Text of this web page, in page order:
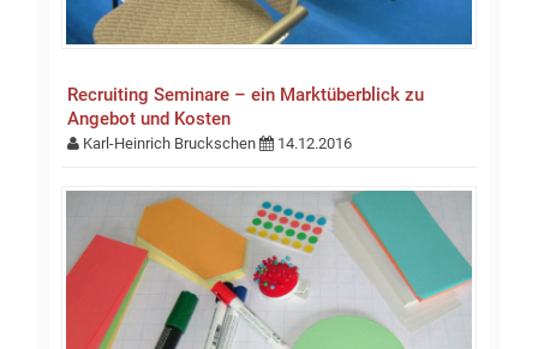
Recruiting Seminare – ein Marktüberblick zu
Angebot und Kosten
Karl-Heinrich Bruckschen 14.12.2016